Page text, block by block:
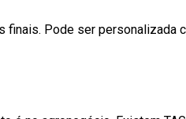
finais. Pode ser personalizada